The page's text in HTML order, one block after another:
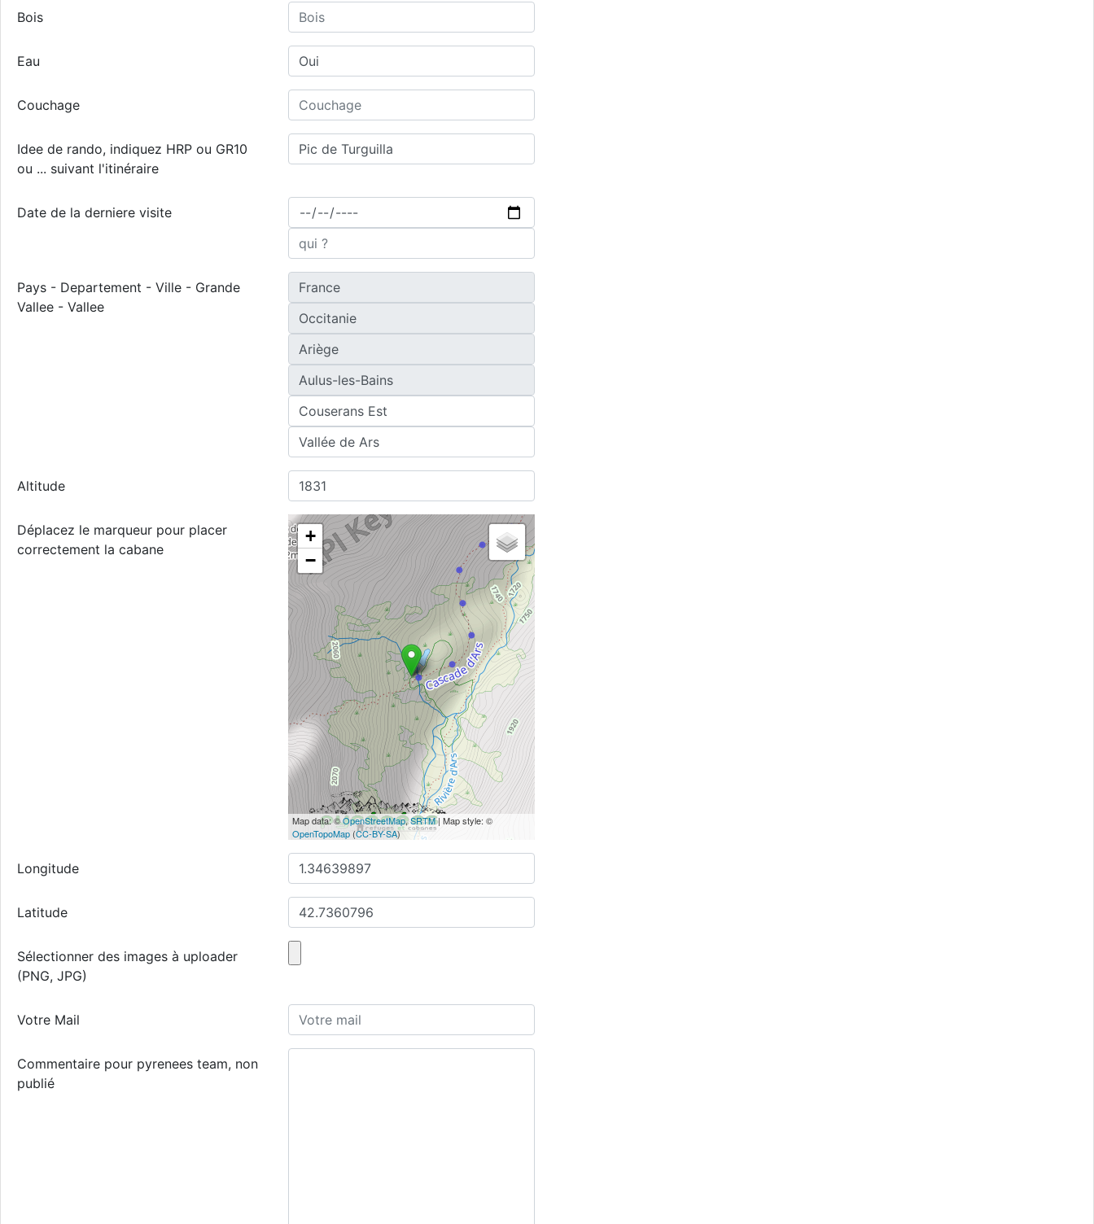
Bois
Eau
Couchage
Idee de rando, indiquez HRP ou GR10
ou ... suivant l'itinéraire
Date de la derniere visite
Pays - Departement - Ville - Grande
Vallee - Vallee
Altitude
Déplacez le marqueur pour placer
correctement la cabane
+
−
Map data: ©OpenStreetMap,SRTM| Map style: ©
OpenTopoMap (CC-BY-SA)
Longitude
Latitude
Sélectionner des images à uploader
(PNG, JPG)
Votre Mail
Commentaire pour pyrenees team, non
publié